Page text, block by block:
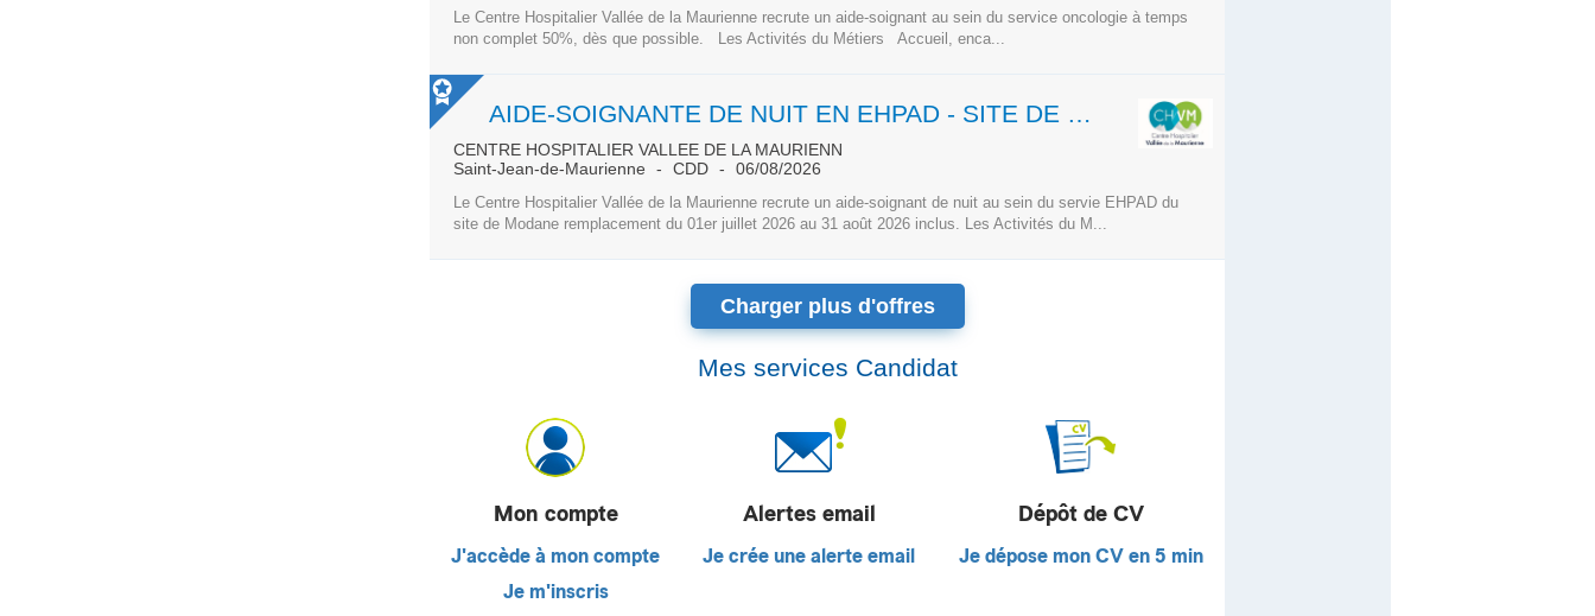
Le Centre Hospitalier Vallée de la Maurienne recrute un aide-soignant au sein du service oncologie à temps
non complet 50%, dès que possible. Les Activités du Métiers Accueil, enca...
AIDE-SOIGNANTE DE NUIT EN EHPAD - SITE DE MODANE
CENTRE HOSPITALIER VALLEE DE LA MAURIENN
Saint-Jean-de-Maurienne
CDD 06/08/2026
Le Centre Hospitalier Vallée de la Maurienne recrute un aide-soignant de nuit au sein du servie EHPAD du
site de Modane remplacement du 01er juillet 2026 au 31 août 2026 inclus. Les Activités du M...
Charger plus d'offres
Mes services Candidat
Mon compte
J'accède à mon compte
Je m'inscris
Alertes email
Je crée une alerte email
Dépôt de CV
Je dépose mon CV en 5 min